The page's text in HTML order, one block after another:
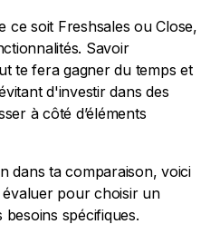
ce soit Freshsales ou Close,
Savoir
te fera gagner du temps et
d'investir dans des
à côté d’éléments
dans ta comparaison, voici
évaluer pour choisir un
besoins spécifiques.